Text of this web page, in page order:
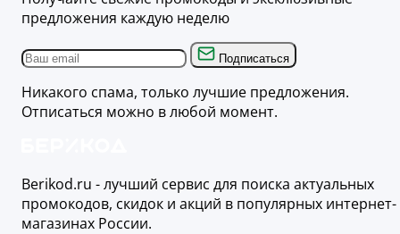
предложения каждую неделю
Подписаться
Никакого спама, только лучшие предложения.
Отписаться можно в любой момент.
Berikod.ru - лучший сервис для поиска актуальных
промокодов, скидок и акций в популярных интернет-
магазинах России.